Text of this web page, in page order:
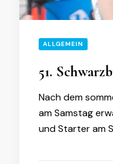
ALLGEMEIN
51.
Nach dem
am Samstag
und Starter am